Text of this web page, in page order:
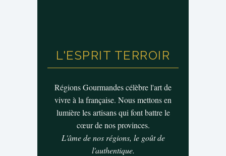
L'ESPRIT TERROIR
Régions Gourmandes célèbre l'art de
vivre à la française. Nous mettons en
lumière les artisans qui font battre le
cœur de nos provinces.
L'âme de nos régions, le goût de
l'authentique.